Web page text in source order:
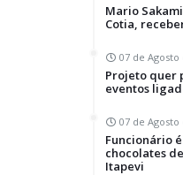
Mario
Cotia,
07 de Agosto
Projeto quer
eventos
07 de Agosto
Funcionário
chocolates
Itapevi